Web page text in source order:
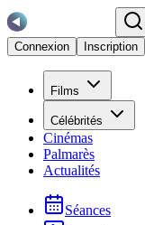
Connexion
Inscription
Films
Célébrités
Cinémas
Palmarès
Actualités
Séances